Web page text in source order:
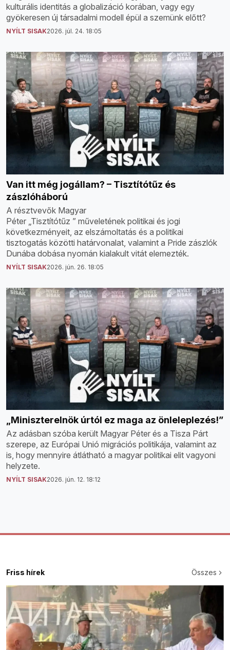
kulturális identitás a globalizáció korában, vagy egy
gyökeresen új társadalmi modell épül a szemünk előtt?
NYÍLT SISAK2026. júl. 24. 18:05
Van itt még jogállam? – Tisztítótűz és
zászlóháború
A résztvevők Magyar
Péter „Tisztítótűz ” műveletének politikai és jogi
következményeit, az elszámoltatás és a politikai
tisztogatás közötti határvonalat, valamint a Pride zászlók
Dunába dobása nyomán kialakult vitát elemezték.
NYÍLT SISAK2026. jún. 26. 18:05
„Miniszterelnök úrtól ez maga az önleleplezés!”
Az adásban szóba került Magyar Péter és a Tisza Párt
szerepe, az Európai Unió migrációs politikája, valamint az
is, hogy mennyire átlátható a magyar politikai elit vagyoni
helyzete.
NYÍLT SISAK2026. jún. 12. 18:12
Friss hírek Összes